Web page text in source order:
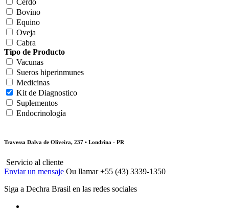
Bovino
Equino
Oveja
Cabra
Tipo de Producto
Vacunas
Sueros hiperinmunes
Medicinas
Kit de Diagnostico
Suplementos
Endocrinología
Travessa Dalva de Oliveira, 237 • Londrina - PR
Servicio al cliente
Enviar un mensaje Ou llamar +55 (43) 3339-1350
Siga a Dechra Brasil en las redes sociales